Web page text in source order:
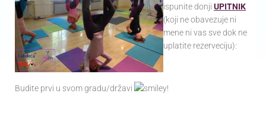
ispunite donji UPITNIK
(koji ne obavezuje ni
mene ni vas sve dok ne
uplatite rezerveciju):
Budite prvi u svom gradu/državi !